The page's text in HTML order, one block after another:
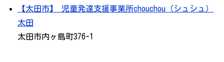
【太田市】 児童発達支援事業所chouchou（シュシュ）
太田
太田市内ヶ島町376-1